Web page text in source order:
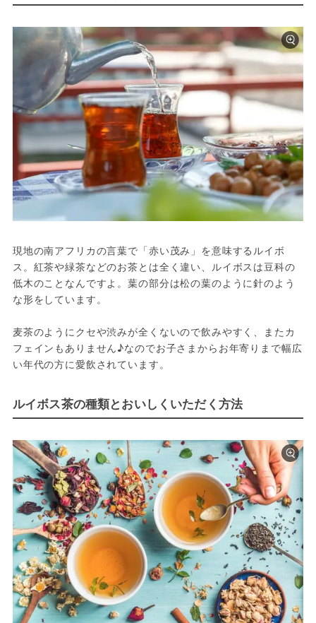
現地の南アフリカの言葉で「赤い茂み」を意味するルイボ
ス。紅茶や緑茶などのお茶とは全く違い、ルイボスは豆科の
低木のことなんですよ。葉の部分は松の葉のように針のよう
な形をしています。
麦茶のようにクセや渋みが全くないので飲みやすく、またカ
フェインもありません♪なのでお子さまからお年寄りまで幅広
い年代の方に愛飲されています。
ルイボス茶の種類とおいしくいただく方法